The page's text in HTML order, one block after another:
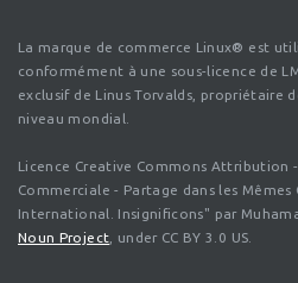
La marque de commerce Linux® est
conformément à une sous-licence de
exclusif de Linus Torvalds, propriétaire
niveau mondial.
Licence Creative Commons Attribution
Commerciale - Partage dans les Mêmes
International. Insignificons" par
Noun Project , under CC BY 3.0 US.